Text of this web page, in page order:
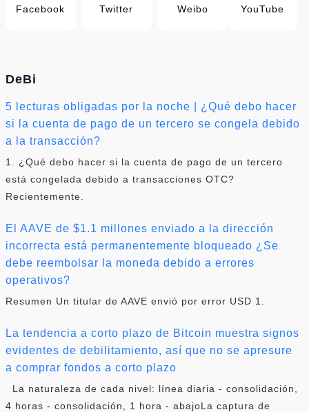
Facebook Twitter Weibo YouTube
DeBi
5 lecturas obligadas por la noche | ¿Qué debo hacer
si la cuenta de pago de un tercero se congela debido
a la transacción?
1. ¿Qué debo hacer si la cuenta de pago de un tercero
está congelada debido a transacciones OTC?
Recientemente.
El AAVE de $1.1 millones enviado a la dirección
incorrecta está permanentemente bloqueado ¿Se
debe reembolsar la moneda debido a errores
operativos?
Resumen Un titular de AAVE envió por error USD 1.
La tendencia a corto plazo de Bitcoin muestra signos
evidentes de debilitamiento, así que no se apresure
a comprar fondos a corto plazo
La naturaleza de cada nivel: línea diaria - consolidación,
4 horas - consolidación, 1 hora - abajoLa captura de